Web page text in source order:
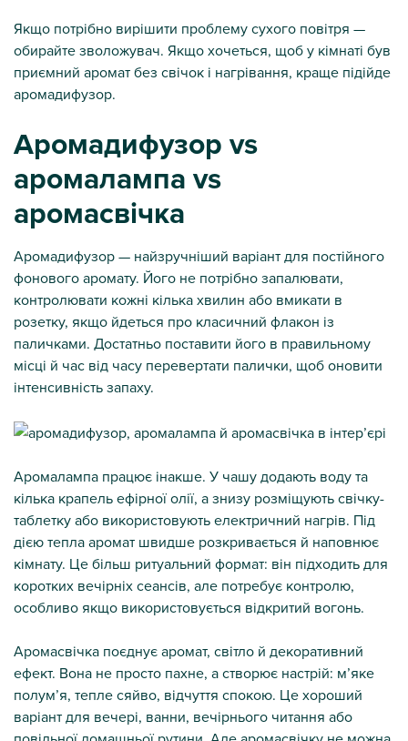
Якщо потрібно вирішити проблему сухого повітря —
обирайте зволожувач. Якщо хочеться, щоб у кімнаті був
приємний аромат без свічок і нагрівання, краще підійде
аромадифузор.
Аромадифузор vs
аромалампа vs
аромасвічка
Аромадифузор — найзручніший варіант для постійного
фонового аромату. Його не потрібно запалювати,
контролювати кожні кілька хвилин або вмикати в
розетку, якщо йдеться про класичний флакон із
паличками. Достатньо поставити його в правильному
місці й час від часу перевертати палички, щоб оновити
інтенсивність запаху.
Аромалампа працює інакше. У чашу додають воду та
кілька крапель ефірної олії, а знизу розміщують свічку-
таблетку або використовують електричний нагрів. Під
дією тепла аромат швидше розкривається й наповнює
кімнату. Це більш ритуальний формат: він підходить для
коротких вечірніх сеансів, але потребує контролю,
особливо якщо використовується відкритий вогонь.
Аромасвічка поєднує аромат, світло й декоративний
ефект. Вона не просто пахне, а створює настрій: м’яке
полум’я, тепле сяйво, відчуття спокою. Це хороший
варіант для вечері, ванни, вечірнього читання або